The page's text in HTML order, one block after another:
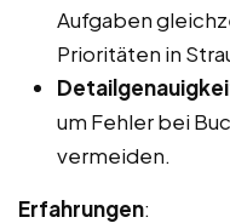
Aufgaben
Prioritäten in
um Fehler bei
vermeiden.
Erfahrungen: